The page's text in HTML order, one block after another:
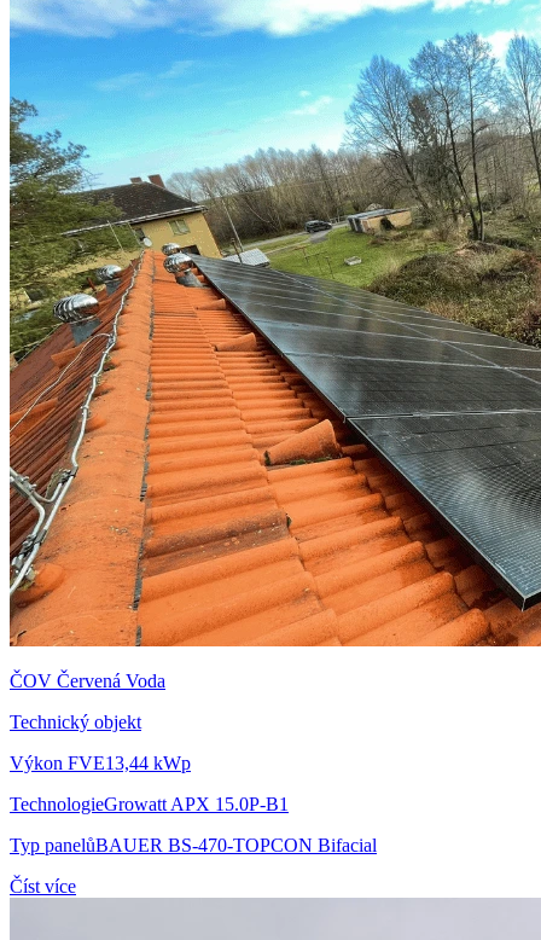
ČOV Červená Voda
Technický objekt
Výkon FVE13,44 kWp
TechnologieGrowatt APX 15.0P-B1
Typ panelůBAUER BS-470-TOPCON Bifacial
Číst více